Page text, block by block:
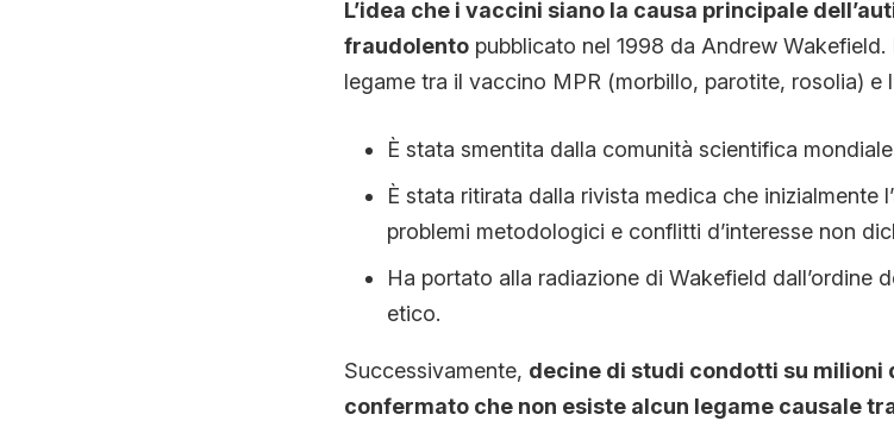
L’idea che i vaccini siano la causa principale
fraudolentopubblicato nel 1998 da Andrew
legame tra il vaccino MPR (morbillo, parotite, rosolia) e
È stata smentita dalla comunità scientifica
È stata ritirata dalla rivista medica che inizialmente
problemi metodologici e conflitti d’interesse non
Ha portato alla radiazione di Wakefield dall’ordine
etico.
Successivamente, decine di studi condotti su milioni
confermato che non esiste alcun legame causale